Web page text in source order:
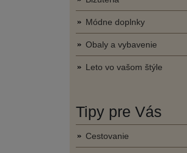
Módne doplnky
Obaly a vybavenie
Leto vo vašom štýle
Tipy pre Vás
Cestovanie